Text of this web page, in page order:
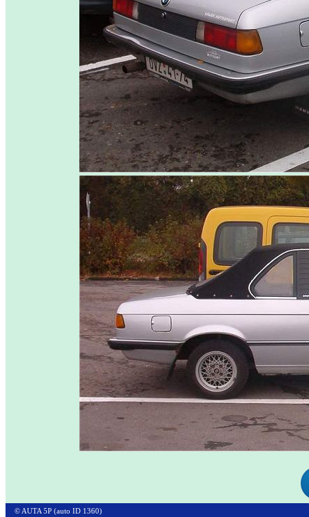
© AUTA 5P (auto ID 1360)